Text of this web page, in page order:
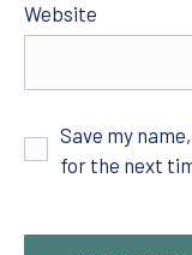
Website
Save my
for the next